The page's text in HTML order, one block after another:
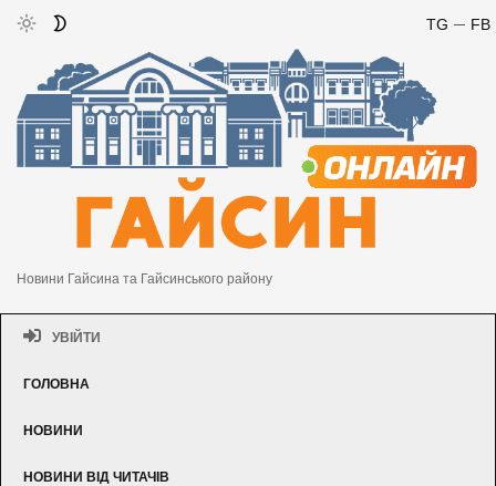
FB
TG
Новини Гайсина та Гайсинського району
УВІЙТИ
ГОЛОВНА
НОВИНИ
НОВИНИ ВІД ЧИТАЧІВ